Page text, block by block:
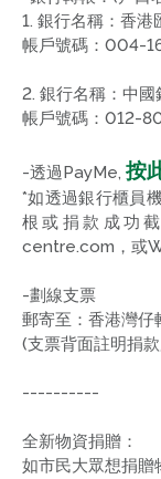
1. 銀行名稱：香港
帳戶號碼：004-
2. 銀行名稱：中國
帳戶號碼：012-
-透過PayMe, 按
*如透過銀行櫃員
根或捐款成功
centre.com，或
-劃線支票
郵寄至：香港灣仔
(支票背面註明捐
----------
全新物資捐贈：
如市民大眾想捐贈